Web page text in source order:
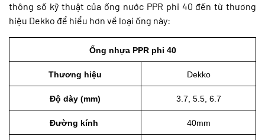
thông số kỹ thuật của ống nước PPR phi 40 đến từ thương
hiệu Dekko để hiểu hơn về loại ống này:
Ống nhựa PPR phi 40
Thương hiệu Dekko
Độ dày (mm) 3.7, 5.5, 6.7
Đường kính 40mm